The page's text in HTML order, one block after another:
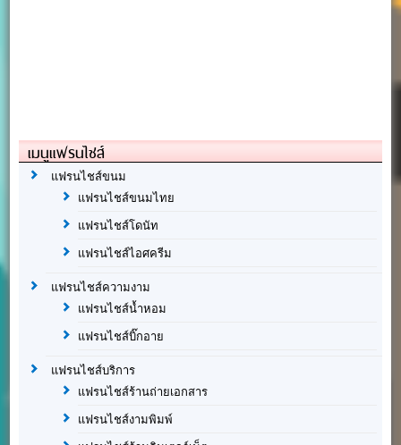
เมนูแฟรนไชส์
แฟรนไชส์ขนม
แฟรนไชส์ขนมไทย
แฟรนไชส์โดนัท
แฟรนไชส์ไอศครีม
แฟรนไชส์ความงาม
แฟรนไชส์น้ำหอม
แฟรนไชส์บิ๊กอาย
แฟรนไชส์บริการ
แฟรนไชส์ร้านถ่ายเอกสาร
แฟรนไชส์งามพิมพ์